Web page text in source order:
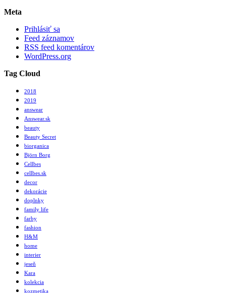
Meta
Prihlásiť sa
Feed záznamov
RSS feed komentárov
WordPress.org
Tag Cloud
2018
2019
answear
Answear.sk
beauty
Beauty Secret
biorganica
Björn Borg
Cellbes
cellbes.sk
decor
dekorácie
doplnky
family life
farby
fashion
H&M
home
interier
jeseň
Kara
kolekcia
kozmetika